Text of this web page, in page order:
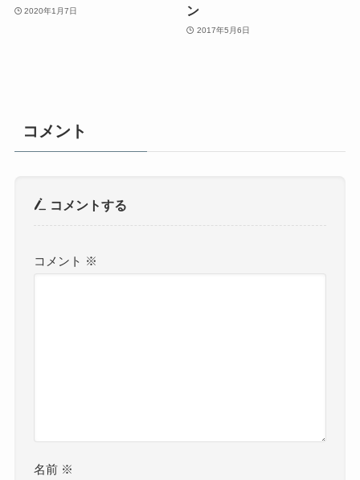
2020年1月7日
ン
2017年5月6日
コメント
コメントする
コメント ※
名前 ※